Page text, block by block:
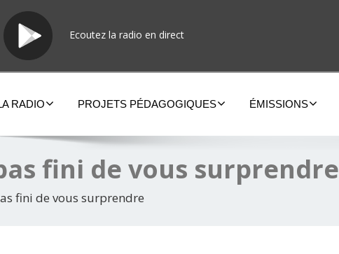
Ecoutez la radio en direct
RADIO PROJETS PÉDAGOGIQUES ÉMISSIONS
fini de vous surprendre
fini de vous surprendre